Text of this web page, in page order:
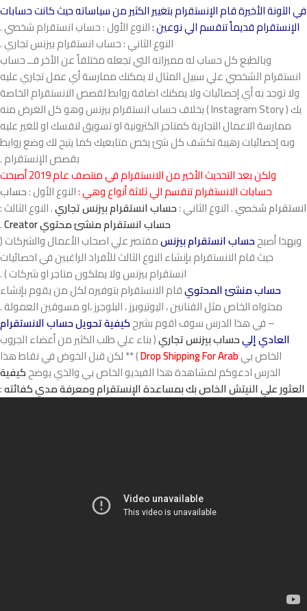
في الآونة الأخيرة قام الإنستقرام بتغيير الكثير من سياساته حيث كانت حسابات
الإنستقرام قديماً تنقسم الي نوعين :النوع الأول : حساب انستقرام شخصي .
النوع الثاني : حساب انستقرام بيزنس تجاري .
وبالطبع كل حساب له مميزاته التي تجعله مختلفاً عن الأخر فــ حساب
انستقرام الشخصي علي سبيل المثال لا يمكنك ممارسة أي عمل تجاري عليه
ولا توجد به أي إحصائيات ولا يمكنك اضافة روابط لقصص الانستقرام الخاصة
بك ( Instagram Story ) بخلاف حساب انستقرام بيزنس وهو كل الغرض منه
ممارسة الاعمال التجارية كمتاجر الكترونية او تسويق لنفسك او للغير عليه
وبه إحصائيات رهيبة تكشف كل شئ يخص متابعيك كما يتيح لك وضع روابط
بقصص الإنستقرام .
ولكن بعد التحديث الأخير من الانستقرام في منتصف عام 2019 أصبحت
حسابات الانستقرام تنقسم الي ثلاثة أنواع وهي :النوع الأول :حساب
انستقرام شخصي. النوع الثاني :حساب انستقرام بيزنس تجاري. النوع الثالث :
حساب انستقرام منشئ محتوي Creator
.
وبهذا أصبححساب انستقرام بيزنسمقتصر علي اصحاب الأعمال والشركات (
حيث قام الانستقرام بإنشاء النوع الثالث للأفراد الراغبين في احصائيات
انستقرام بيزنس ولا يملكون متاجر او شركات ) .
حساب منشئ المحتويقام الانستقرام بتوفيره لكل من يقوم بإنشاء
محتواه الخاص مثل الفنانين ، اليوتيوبرز ، البلوجرز ،او مسوقين العمولة .
– في هذا الدرس سوف اقوم بشرحكيفية تحويل حساب الانستقرام
العادي إليحساب بيزنس تجاري( بناء علي طلب الكثير من أعضاء الجروب
الخاص بيDrop Shipping For Arab) ** لكن قبل الخوض في نقاط هذا
الدرس ادعوكم لمشاهدة هذا الفيديو الخاص بي والذي يوضحكيفية
العثور علي النيتش الخاص بك بمساعدة الإنستقرام ومعرفة مدي كفائته: